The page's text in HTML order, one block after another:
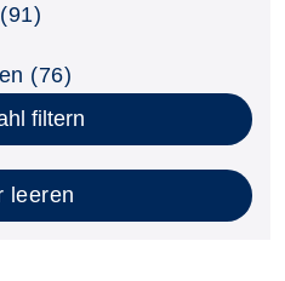
(91)
(76)
filtern
leeren